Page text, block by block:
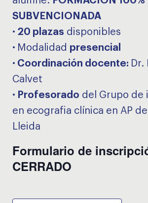
SUBVENCIONADA
· 20 plazas disponibles
· Modalidad presencial
· Coordinación docente: Dr.
Calvet
· Profesorado del Grupo de
en ecografia clínica en AP
Lleida
Formulario de
CERRADO